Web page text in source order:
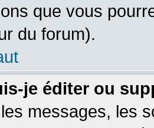
que vous
du forum).
je éditer ou
messages, les